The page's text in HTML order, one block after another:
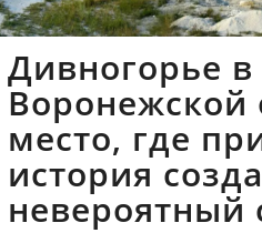
Дивногорье в
Воронежской
место, где
история
невероятный